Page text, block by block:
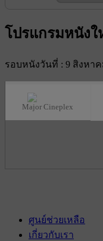
โปรแกรมหนัง
รอบหนังวันที่ : 9 สิงหาค
Major Cineplex
ศูนย์ช่วยเหลือ
เกี่ยวกับเรา